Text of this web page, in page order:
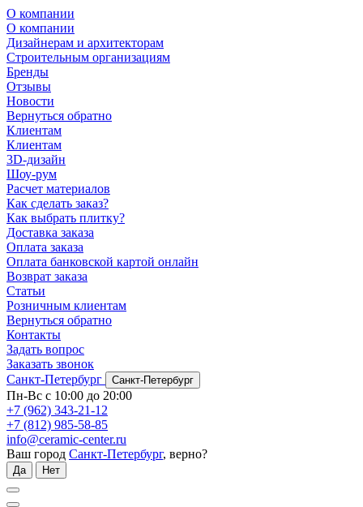
О компании
О компании
Дизайнерам и архитекторам
Строительным организациям
Бренды
Отзывы
Новости
Вернуться обратно
Клиентам
Клиентам
3D-дизайн
Шоу-рум
Расчет материалов
Как сделать заказ?
Как выбрать плитку?
Доставка заказа
Оплата заказа
Оплата банковской картой онлайн
Возврат заказа
Статьи
Розничным клиентам
Вернуться обратно
Контакты
Задать вопрос
Заказать звонок
Санкт-Петербург
Санкт-Петербург
Пн-Вс с 10:00 до 20:00
+7 (962) 343-21-12
+7 (812) 985-58-85
info@ceramic-center.ru
Ваш город Санкт-Петербург, верно?
Да Нет